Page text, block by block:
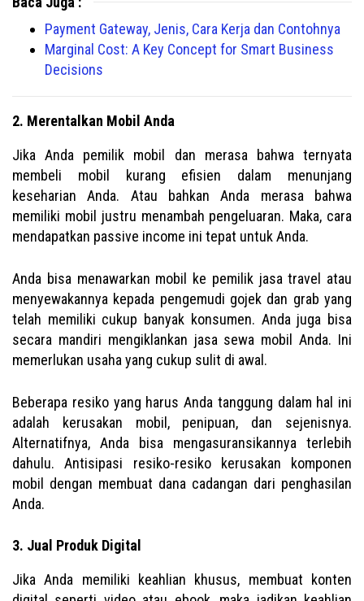
Payment Gateway, Jenis, Cara Kerja dan Contohnya
Marginal Cost: A Key Concept for Smart Business
Decisions
2. Merentalkan Mobil Anda
Jika Anda pemilik mobil dan merasa bahwa ternyata
membeli mobil kurang efisien dalam menunjang
keseharian Anda. Atau bahkan Anda merasa bahwa
memiliki mobil justru menambah pengeluaran. Maka, cara
mendapatkan passive income ini tepat untuk Anda.
Anda bisa menawarkan mobil ke pemilik jasa travel atau
menyewakannya kepada pengemudi gojek dan grab yang
telah memiliki cukup banyak konsumen. Anda juga bisa
secara mandiri mengiklankan jasa sewa mobil Anda. Ini
memerlukan usaha yang cukup sulit di awal.
Beberapa resiko yang harus Anda tanggung dalam hal ini
adalah kerusakan mobil, penipuan, dan sejenisnya.
Alternatifnya, Anda bisa mengasuransikannya terlebih
dahulu. Antisipasi resiko-resiko kerusakan komponen
mobil dengan membuat dana cadangan dari penghasilan
Anda.
3. Jual Produk Digital
Jika Anda memiliki keahlian khusus, membuat konten